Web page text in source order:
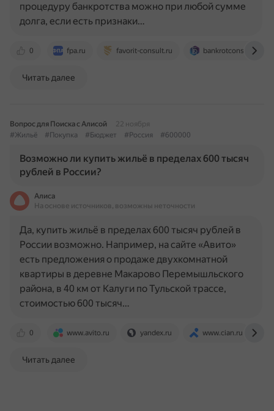
0 fpa.ru favorit-consult.ru bankrotconsult.ru
процедуру банкротства можно при любой сумме
долга, если есть признаки…
Читать далее
Вопрос для Поиска с Алисой
22 ноября
#Жильё
#Покупка #Бюджет #Россия #600000
Возможно ли купить жильё в пределах 600 тысяч
рублей в России?
Алиса
На основе источников, возможны неточности
0 www.avito.ru yandex.ru www.cian.ru
Да, купить жильё в пределах 600 тысяч рублей в
России возможно. Например, на сайте «Авито»
есть предложения о продаже двухкомнатной
квартиры в деревне Макарово Перемышльского
района, в 40 км от Калуги по Тульской трассе,
стоимостью 600 тысяч…
Читать далее